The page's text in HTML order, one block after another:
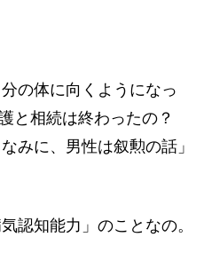
の体に向くようになっ
と相続は終わったの？
みに、男性は叙勲の話」
認知能力」のことなの。